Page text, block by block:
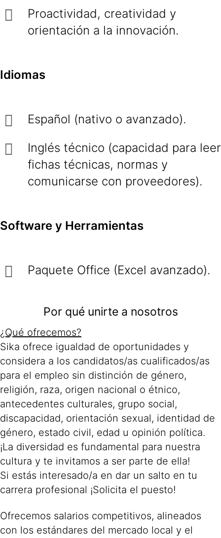
Proactividad, creatividad y
orientación a la innovación.
Idiomas
Español (nativo o avanzado).
Inglés técnico (capacidad para leer
fichas técnicas, normas y
comunicarse con proveedores).
Software y Herramientas
Paquete Office (Excel avanzado).
Por qué unirte a nosotros
¿Qué ofrecemos?
Sika ofrece igualdad de oportunidades y
considera a los candidatos/as cualificados/as
para el empleo sin distinción de género,
religión, raza, origen nacional o étnico,
antecedentes culturales, grupo social,
discapacidad, orientación sexual, identidad de
género, estado civil, edad u opinión política.
¡La diversidad es fundamental para nuestra
cultura y te invitamos a ser parte de ella!
Si estás interesado/a en dar un salto en tu
carrera profesional ¡Solicita el puesto!
Ofrecemos salarios competitivos, alineados
con los estándares del mercado local y el